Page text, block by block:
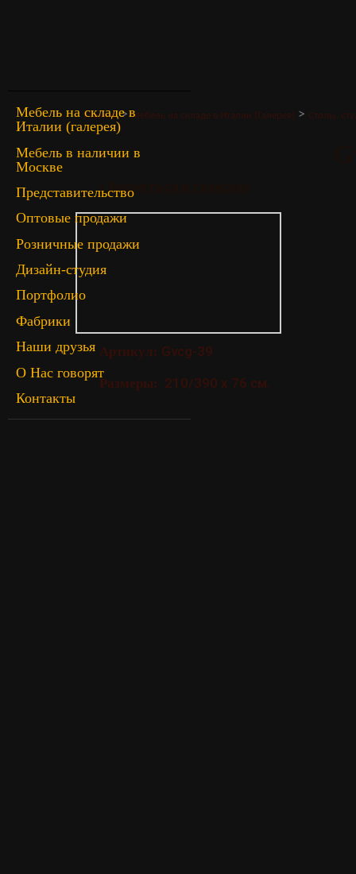
Мебель на складе в
Италии (галерея)
Мебель в наличии в
Москве
Представительство
Оптовые продажи
Розничные продажи
Дизайн-студия
Портфолио
Фабрики
Наши друзья
О Нас говорят
Контакты
Главная>Мебель на складе в Италии (Галерея) > Столы,
« Вернуться в галерею
Артикул: Gvcg-39
Размеры: 210/390 х 76 см.